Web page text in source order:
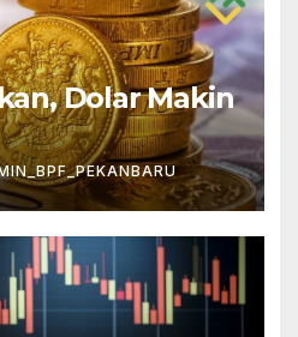
Dolar Makin